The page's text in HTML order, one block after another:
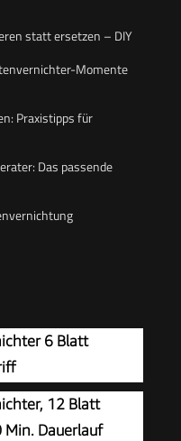
statt ersetzen – DIY
Momente
Praxistipps für
Das passende
6 Blatt
12 Blatt
Dauerlauf